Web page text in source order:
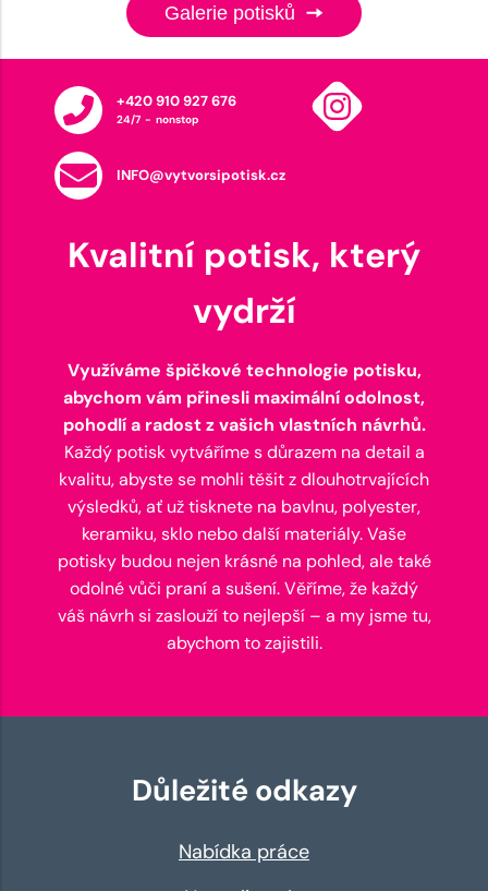
Galerie potisků
+420 910 927 676
24/7 - nonstop
INFO@vytvorsipotisk.cz
Kvalitní potisk, který
vydrží
Využíváme špičkové technologie potisku,
abychom vám přinesli maximální odolnost,
pohodlí a radost z vašich vlastních návrhů.
Každý potisk vytváříme s důrazem na detail a
kvalitu, abyste se mohli těšit z dlouhotrvajících
výsledků, ať už tisknete na bavlnu, polyester,
keramiku, sklo nebo další materiály. Vaše
potisky budou nejen krásné na pohled, ale také
odolné vůči praní a sušení. Věříme, že každý
váš návrh si zaslouží to nejlepší – a my jsme tu,
abychom to zajistili.
Důležité odkazy
Nabídka práce